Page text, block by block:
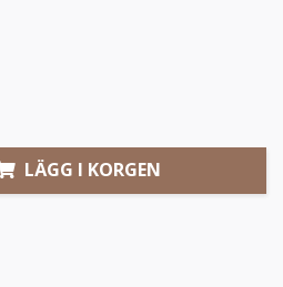
LÄGG I KORGEN